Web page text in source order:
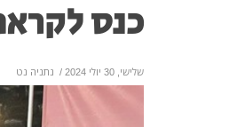
כנס
שלישי, 30 יולי 2024 / נתניה נט